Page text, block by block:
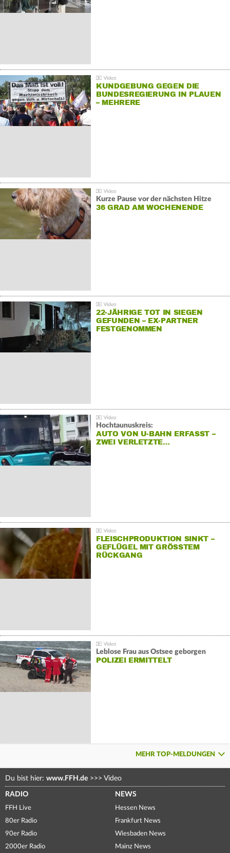
KUNDGEBUNG GEGEN DIE
BUNDESREGIERUNG IN PLAUEN
– MEHRERE
Kurze Pause vor der nächsten Hitze
36 GRAD AM WOCHENENDE
22-JÄHRIGE TOT IN SIEGEN
GEFUNDEN – EX-PARTNER
FESTGENOMMEN
Hochtaunuskreis:
AUTO VON U-BAHN ERFASST –
ZWEI VERLETZTE…
FLEISCHPRODUKTION SINKT –
GEFLÜGEL MIT GRÖSSTEM R
ÜCKGANG
Leblose Frau aus Ostsee geborgen
POLIZEI ERMITTELT
MEHR TOP-MELDUNGEN
Du bist hier: www.FFH.de >>> Video
RADIO
FFH Live
80er Radio
90er Radio
2000er Radio
NEWS
Hessen News
Frankfurt News
Wiesbaden News
Mainz News